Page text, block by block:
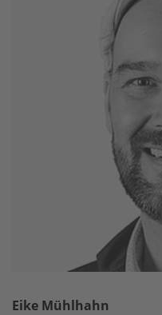
Eike Mühlhahn